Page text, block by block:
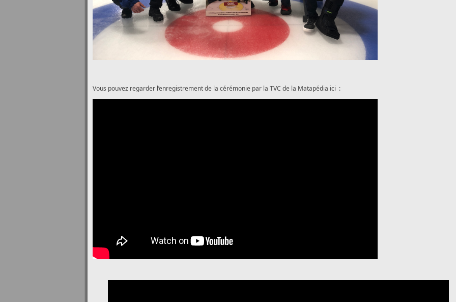
Vous pouvez regarder l’enregistrement de la cérémonie par la TVC de la Matapédia ici :